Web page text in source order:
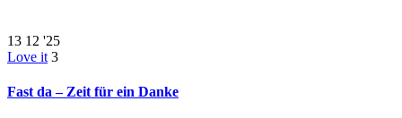
13 12 '25
Love it 3
Fast da – Zeit für ein Danke